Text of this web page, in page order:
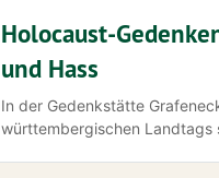
Holocaust-
und Hass
In der Gedenkstätte
württembergischen Landtags